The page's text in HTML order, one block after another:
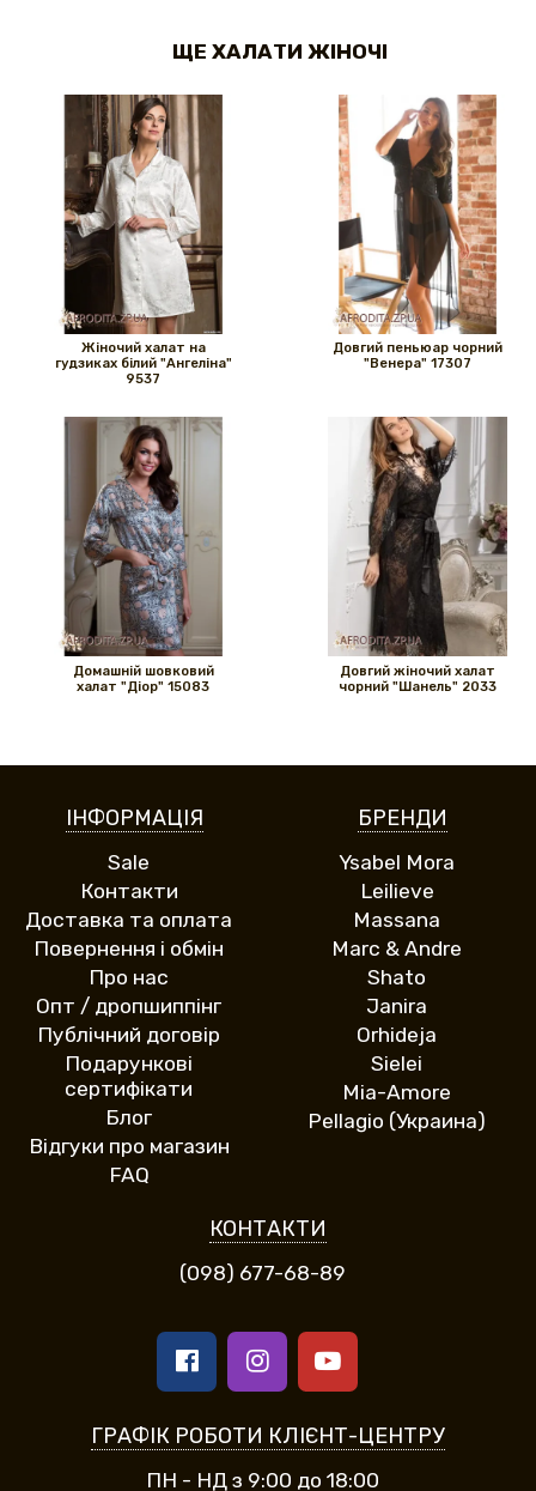
ЩЕ ХАЛАТИ ЖІНОЧІ
Жіночий халат на
гудзиках білий "Ангеліна"
9537
Довгий пеньюар чорний
"Венера" ​​17307
Домашній шовковий
халат "Діор" 15083
Довгий жіночий халат
чорний "Шанель" 2033
ІНФОРМАЦІЯ
Sale
Контакти
Доставка та оплата
Повернення і обмін
Про нас
Опт / дропшиппінг
Публічний договір
Подарункові
сертифікати
Блог
Відгуки про магазин
FAQ
БРЕНДИ
Ysabel Mora
Leilieve
Massana
Marc & Andre
Shato
Janira
Orhideja
Sielei
Mia-Amore
Pellagio (Украина)
КОНТАКТИ
(098) 677-68-89
ГРАФІК РОБОТИ КЛІЄНТ-ЦЕНТРУ
ПН - НД з 9:00 до 18:00